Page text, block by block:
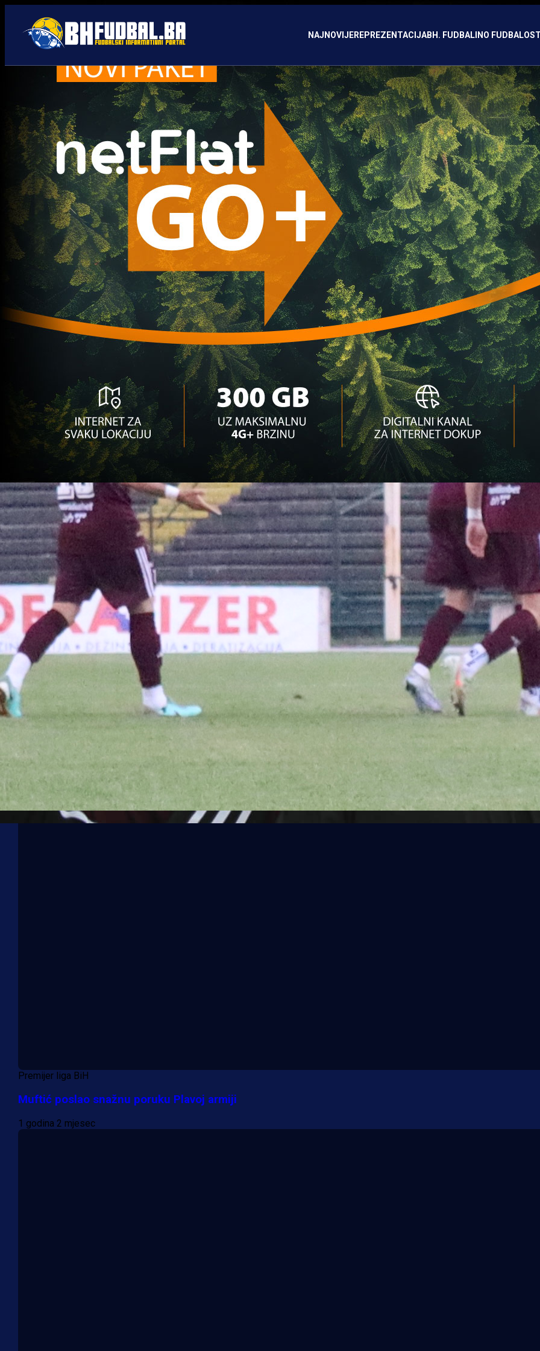
NAJNOVIJEREPREZENTACIJABH. FUDBALINO FUDBAL
WWin liga BiH
Premijer liga BiH
Sarajevo i Željo saznali potencijalne evropske rivale: Mogući duel sa Hajdukom
1 godina 2 mjesec
Njemački Bundesligaš upada u igru: Hoće li Sarajevu propasti transfer
1 godina 2 mjesec
Premijer liga BiH
Muftić poslao snažnu poruku Plavoj armiji
1 godina 2 mjesec